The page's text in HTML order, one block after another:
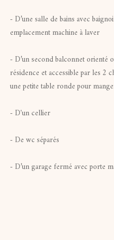
- D’une salle de bains avec
emplacement machine à laver
- D’un second balconnet orienté
résidence et accessible par les 2
une petite table ronde pour
- D'un cellier
- De wc séparés
- D’un garage fermé avec porte